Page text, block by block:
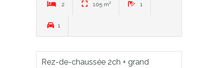
2 105 m² 1
1
Rez-de-chaussée 2ch + grand